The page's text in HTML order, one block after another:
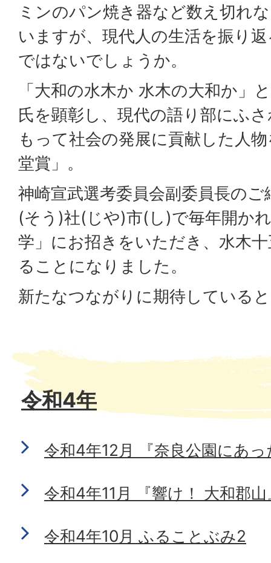
ミンのパン焼き器など数え切れ
いますが、現代人の生活を振り
ではないでしょうか。
「大和の水木か 水木の大和か」
氏を顕彰し、現代の語り部にふ
もって社会の発展に貢献した人
堂賞」。
神崎宣武選考委員会副委員長の
(そう)社(じや)市(し)で毎年開か
学」にお招きをいただき、水木
ることになりました。
新たなつながりに期待している
令和4年
令和4年12月 『奈良公園にあ
令和4年11月 『響け！ 大和郡山
令和4年10月 ふることぶみ2